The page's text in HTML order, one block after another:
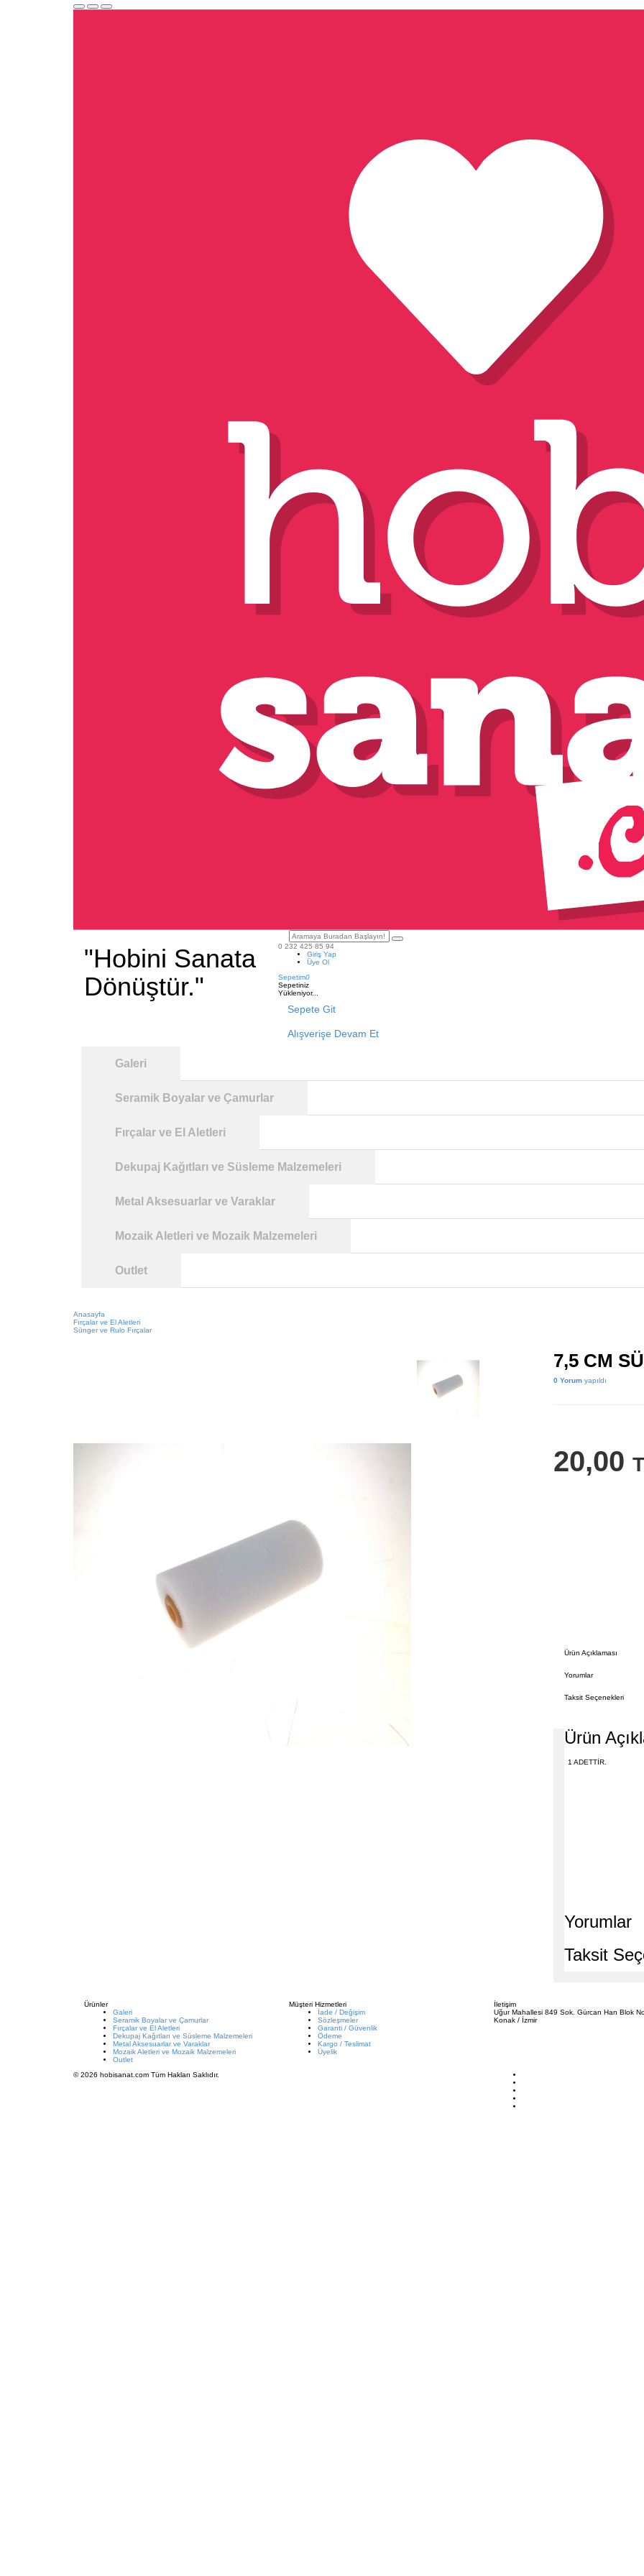
"Hobini Sanata
Dönüştür."
0 232 425 85 94
Giriş Yap
Üye Ol
Sepetim0
Sepetiniz
Yükleniyor...
Sepete Git
Alışverişe Devam Et
Galeri
Seramik Boyalar ve Çamurlar
Fırçalar ve El Aletleri
Dekupaj Kağıtları ve Süsleme Malzemeleri
Metal Aksesuarlar ve Varaklar
Mozaik Aletleri ve Mozaik Malzemeleri
Outlet
Anasayfa
Fırçalar ve El Aletleri
Sünger ve Rulo Fırçalar
7,5 CM
0 Yorumyapıldı
20,00
Ürün Açıklaması
Yorumlar
Taksit Seçenekleri
Ürün
1 ADETTİR.
Yorumlar
Taksit
Ürünler
Galeri
Seramik Boyalar ve Çamurlar
Fırçalar ve El Aletleri
Dekupaj Kağıtları ve Süsleme Malzemeleri
Metal Aksesuarlar ve Varaklar
Mozaik Aletleri ve Mozaik Malzemeleri
Outlet
Müşteri Hizmetleri
İade / Değişim
Sözleşmeler
Garanti / Güvenlik
Ödeme
Kargo / Teslimat
Üyelik
İletişim
Uğur Mahallesi 849 Sok. Gürcan Han Blok
Konak / İzmir
© 2026 hobisanat.com Tüm Hakları Saklıdır.